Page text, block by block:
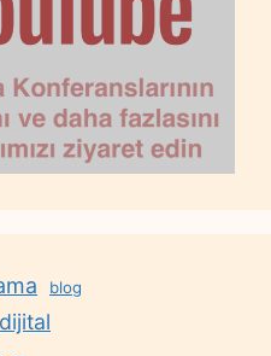
blog
dijital